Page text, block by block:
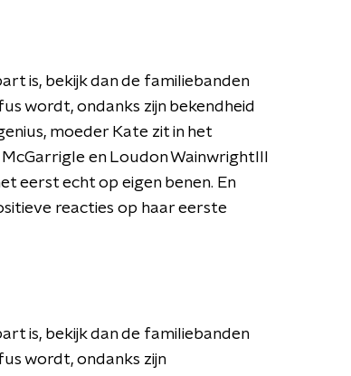
is, bekijk dan de familiebanden
wordt, ondanks zijn bekendheid
moeder Kate zit in het
en Loudon Wainwrightlll
eerst echt op eigen benen. En
reacties op haar eerste
is, bekijk dan de familiebanden
wordt, ondanks zijn